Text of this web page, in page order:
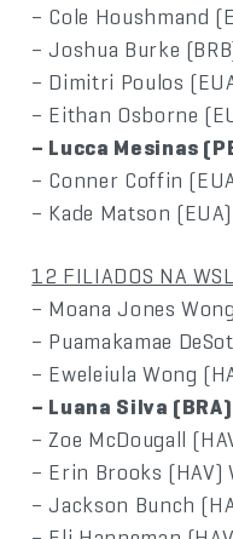
– Cole Houshmand
– Joshua Burke
– Dimitri Poulos
– Eithan Osborne
– Lucca Mesinas
– Conner Coffin
– Kade Matson
12 FILIADOS NA
– Moana Jones
– Puamakamae
– Eweleiula Wong
– Luana Silva (BRA)
– Zoe McDougall
– Erin Brooks (HAV)
– Jackson Bunch